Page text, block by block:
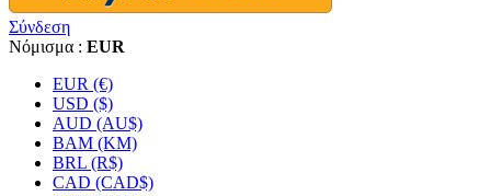
Σύνδεση
Νόμισμα : EUR
EUR (€)
USD ($)
AUD (AU$)
BAM (KM)
BRL (R$)
CAD (CAD$)